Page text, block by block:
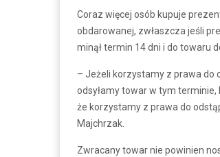
Coraz więcej osób kupuje
obdarowanej, zwłaszcza jeśli
minął termin 14 dni i do towaru
– Jeżeli korzystamy z prawa do
odsyłamy towar w tym
że korzystamy z prawa do
Majchrzak.
Zwracany towar nie powinien